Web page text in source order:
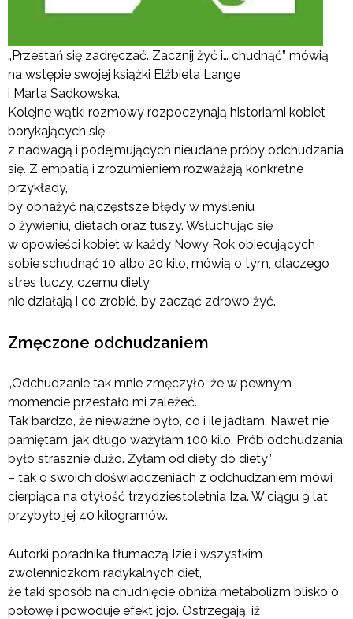
„Przestań się zadręczać. Zacznij żyć i… chudnąć” mówią
na wstępie swojej książki Elżbieta Lange
i Marta Sadkowska.
Kolejne wątki rozmowy rozpoczynają historiami kobiet
borykających się
z nadwagą i podejmujących nieudane próby odchudzania
się. Z empatią i zrozumieniem rozważają konkretne
przykłady,
by obnażyć najczęstsze błędy w myśleniu
o żywieniu, dietach oraz tuszy. Wsłuchując się
w opowieści kobiet w każdy Nowy Rok obiecujących
sobie schudnąć 10 albo 20 kilo, mówią o tym, dlaczego
stres tuczy, czemu diety
nie działają i co zrobić, by zacząć zdrowo żyć.
Zmęczone odchudzaniem
„Odchudzanie tak mnie zmęczyło, że w pewnym
momencie przestało mi zależeć.
Tak bardzo, że nieważne było, co i ile jadłam. Nawet nie
pamiętam, jak długo ważyłam 100 kilo. Prób odchudzania
było strasznie dużo. Żyłam od diety do diety”
– tak o swoich doświadczeniach z odchudzaniem mówi
cierpiąca na otyłość trzydziestoletnia Iza. W ciągu 9 lat
przybyło jej 40 kilogramów.
Autorki poradnika tłumaczą Izie i wszystkim
zwolenniczkom radykalnych diet,
że taki sposób na chudnięcie obniża metabolizm blisko o
połowę i powoduje efekt jojo. Ostrzegają, iż